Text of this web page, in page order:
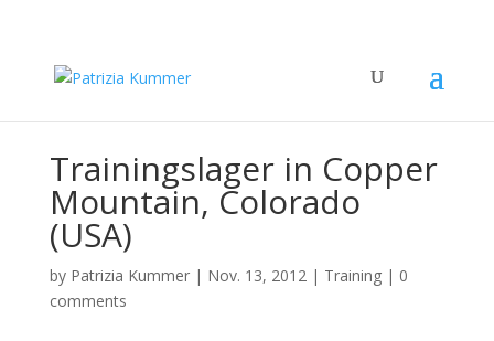
Trainingslager in Copper
Mountain, Colorado
(USA)
by Patrizia Kummer| Nov. 13, 2012| Training| 0
comments